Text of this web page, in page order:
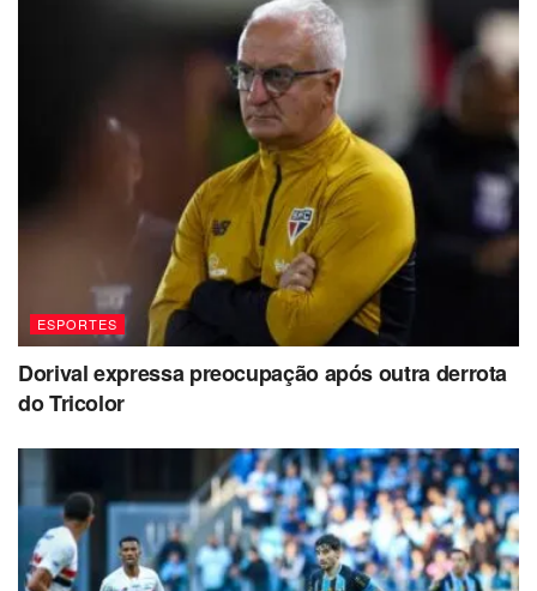
ESPORTES
Dorival expressa preocupação após outra derrota
do Tricolor